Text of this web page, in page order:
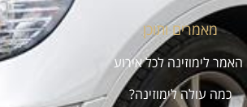
מאמרים ותוכן
האמר לימוזינה לכל אירוע
כמה עולה לימוזינה?